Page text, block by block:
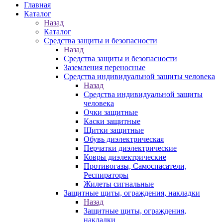
Главная
Каталог
Назад
Каталог
Средства защиты и безопасности
Назад
Средства защиты и безопасности
Заземления переносные
Средства индивидуальной защиты человека
Назад
Средства индивидуальной защиты
человека
Очки защитные
Каски защитные
Щитки защитные
Обувь диэлектрическая
Перчатки диэлектрические
Ковры диэлектрические
Противогазы, Самоспасатели,
Респираторы
Жилеты сигнальные
Защитные щиты, ограждения, накладки
Назад
Защитные щиты, ограждения,
накладки